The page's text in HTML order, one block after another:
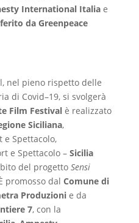
International Italiae
da Greenpeace
nel pieno rispetto delle
di Covid–19, si svolgerà
Film Festivalè realizzato
Siciliana,
e Spettacolo,
e Spettacolo – Sicilia
del progetto Sensi
promosso dal Comune di
Produzionie da
7, con la